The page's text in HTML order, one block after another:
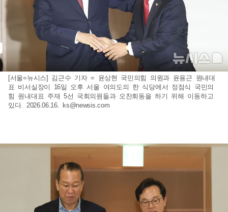
[서울=뉴시스] 김근수 기자 = 윤상현 국민의힘 의원과 윤용근 원내대
표 비서실장이 16일 오후 서울 여의도의 한 식당에서 정점식 국민의
힘 원내대표 주재 5선 국회의원들과 오찬회동을 하기 위해 이동하고
있다. 2026.06.16. ks@newsis.com